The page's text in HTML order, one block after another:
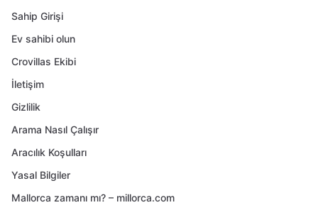
Sahip Girişi
Ev sahibi olun
Crovillas Ekibi
İletişim
Gizlilik
Arama Nasıl Çalışır
Aracılık Koşulları
Yasal Bilgiler
Mallorca zamanı mı? – millorca.com